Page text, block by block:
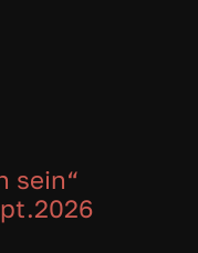
sein“